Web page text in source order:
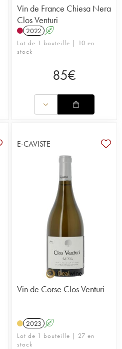
Vin de France Chiesa Nera
Clos Venturi
2022 A
Lot de 1 bouteille | 10 en
stock
85€
E-CAVISTE
Vin de Corse Clos Venturi
2023 A
Lot de 1 bouteille | 27 en
stock